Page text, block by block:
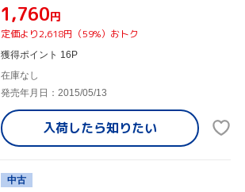
¥1,760円
定価より2,618円（59%）おトク
獲得ポイント 16P
在庫なし
発売年月日：2015/05/13
入荷したら知りたい
中古